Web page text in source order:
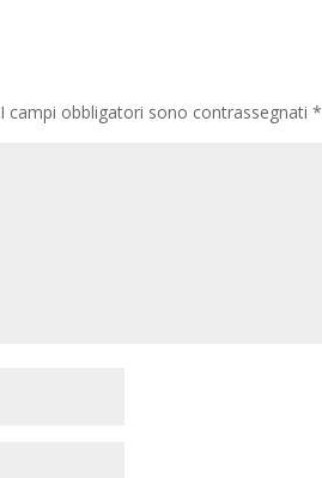
I campi obbligatori sono contrassegnati*